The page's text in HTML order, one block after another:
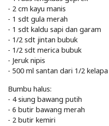
- 2 cm kayu manis
- 1 sdt gula merah
- 1 sdt kaldu sapi dan garam
- 1/2 sdt jintan bubuk
- 1/2 sdt merica bubuk
- Jeruk nipis
- 500 ml santan dari 1/2 kelapa
Bumbu halus:
- 4 siung bawang putih
- 6 butir bawang merah
- 2 butir kemiri